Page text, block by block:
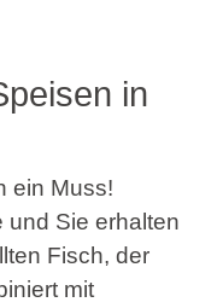
in
ein Muss!
und Sie erhalten
Fisch, der
mit